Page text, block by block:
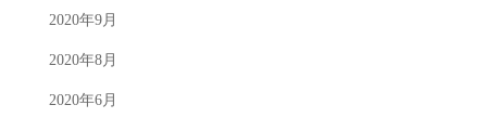
2020年9月
2020年8月
2020年6月